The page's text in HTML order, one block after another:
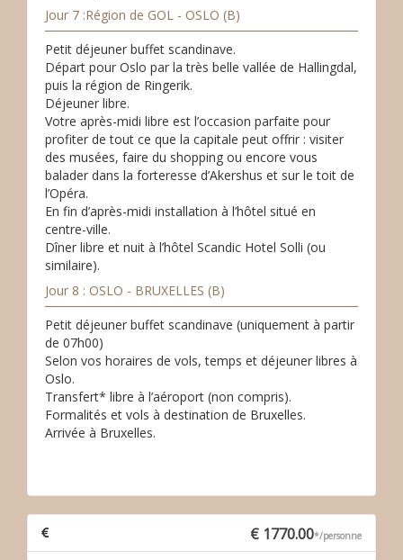
Jour 7 :Région de GOL - OSLO (B)
Petit déjeuner buffet scandinave.
Départ pour Oslo par la très belle vallée de Hallingdal,
puis la région de Ringerik.
Déjeuner libre.
Votre après-midi libre est l’occasion parfaite pour
profiter de tout ce que la capitale peut offrir : visiter
des musées, faire du shopping ou encore vous
balader dans la forteresse d’Akershus et sur le toit de
l’Opéra.
En fin d’après-midi installation à l’hôtel situé en
centre-ville.
Dîner libre et nuit à l’hôtel Scandic Hotel Solli (ou
similaire).
Jour 8 : OSLO - BRUXELLES (B)
Petit déjeuner buffet scandinave (uniquement à partir
de 07h00)
Selon vos horaires de vols, temps et déjeuner libres à
Oslo.
Transfert* libre à l’aéroport (non compris).
Formalités et vols à destination de Bruxelles.
Arrivée à Bruxelles.
€ 1770.00*/personne